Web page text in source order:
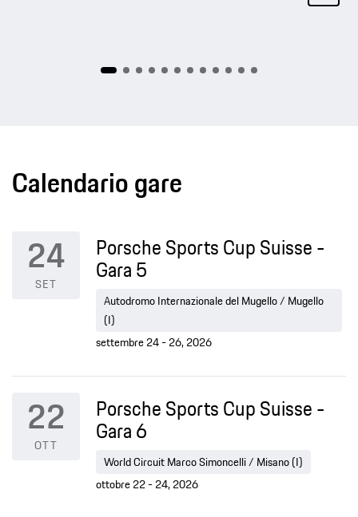
Calendario gare
24
SET
Porsche Sports Cup Suisse -
Gara 5
Autodromo Internazionale del Mugello / Mugello
(I)
settembre 24 - 26, 2026
22
OTT
Porsche Sports Cup Suisse -
Gara 6
World Circuit Marco Simoncelli / Misano (I)
ottobre 22 - 24, 2026